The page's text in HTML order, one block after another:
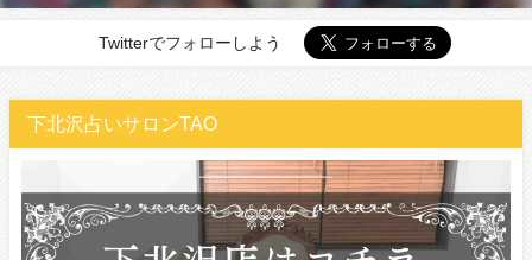
Twitterでフォローしよう
下北沢占いサロンTAO